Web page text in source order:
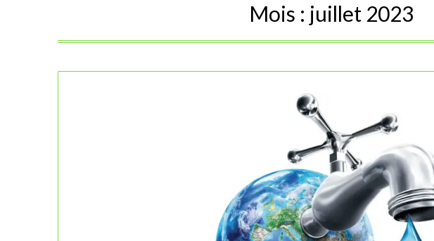
Mois : juillet 2023